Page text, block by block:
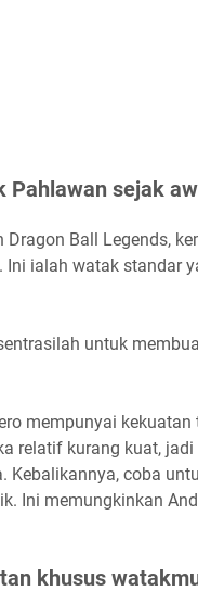
Pahlawan sejak
Dragon Ball Legends,
Ini ialah watak standar
untuk
mempunyai
relatif kurang kuat,
Kebalikannya, coba
Ini memungkinkan
khusus